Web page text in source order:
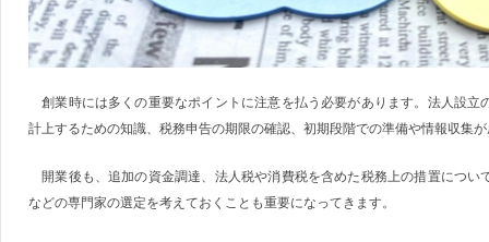
創業時には多くの重要なポイントに注意を払う必要があります。法人設立
計上するための知識、税務申告の期限の確認、初期段階での準備や情報収集
開業後も、追加の資金調達、法人税や消費税を含めた税務上の措置につい
などの専門家の選定を考えておくことも重要になってきます。